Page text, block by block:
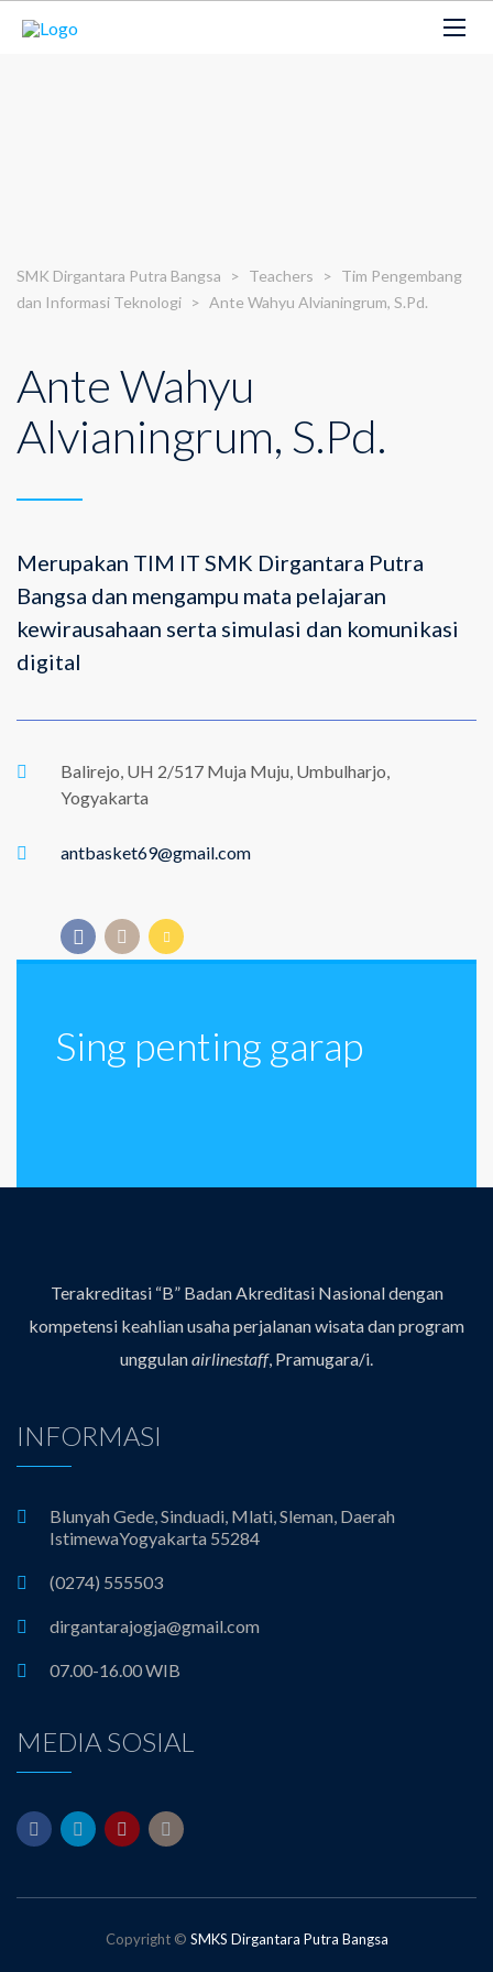
SMK Dirgantara Putra Bangsa > Teachers > Tim Pengembang
dan Informasi Teknologi > Ante Wahyu Alvianingrum, S.Pd.
Ante Wahyu
Alvianingrum, S.Pd.
Merupakan TIM IT SMK Dirgantara Putra
Bangsa dan mengampu mata pelajaran
kewirausahaan serta simulasi dan komunikasi
digital
Balirejo, UH 2/517 Muja Muju, Umbulharjo,
Yogyakarta
antbasket69@gmail.com
Sing penting garap
Terakreditasi “B” Badan Akreditasi Nasional dengan
kompetensi keahlian usaha perjalanan wisata dan program
unggulanairlinestaff, Pramugara/i.
INFORMASI
Blunyah Gede, Sinduadi, Mlati, Sleman, Daerah
IstimewaYogyakarta 55284
(0274) 555503
dirgantarajogja@gmail.com
07.00-16.00 WIB
MEDIA SOSIAL
Copyright © SMKS Dirgantara Putra Bangsa